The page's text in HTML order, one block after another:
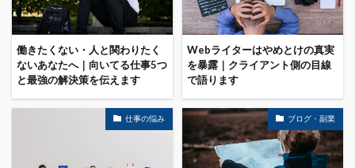
働きたくない・人と関わりたく
ないあなたへ｜向いてる仕事5つ
と最強の解決策を伝えます
Webライターはやめとけの真実
を暴露｜クライアント側の目線
で語ります
仕事の悩み ブログ・副業